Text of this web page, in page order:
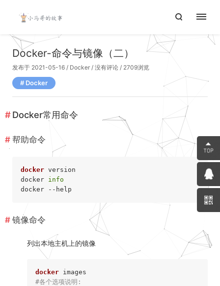
Docker-命令与镜像（二）
发布于 2021-05-16 / Docker / 没有评论 / 2709浏览
Docker
Docker常用命令
帮助命令
docker version
docker info
镜像命令
列出本地主机上的镜像
docker
#各个选项说明: